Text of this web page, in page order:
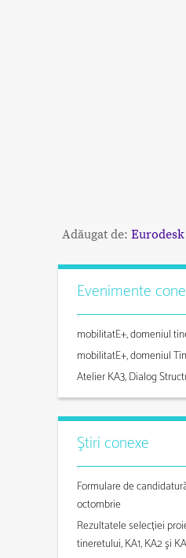
Adăugat de:
Evenimente
mobilitatE+, domeniul
mobilitatE+, domeniul
Atelier KA3, Dialog
Ştiri conexe
Formulare de
octombrie
Rezultatele selecției
tineretului, KA1, KA2 şi